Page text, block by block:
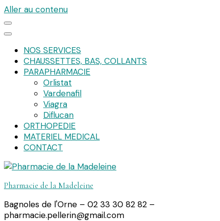
Aller au contenu
NOS SERVICES
CHAUSSETTES, BAS, COLLANTS
PARAPHARMACIE
Orlistat
Vardenafil
Viagra
Diflucan
ORTHOPEDIE
MATERIEL MEDICAL
CONTACT
Pharmacie de la Madeleine
Bagnoles de l'Orne – 02 33 30 82 82 –
pharmacie.pellerin@gmail.com